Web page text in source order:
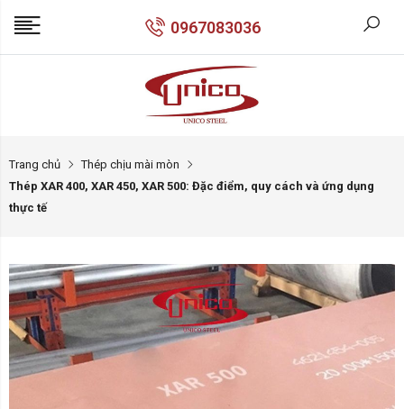
0967083036
Trang chủ
Thép chịu mài mòn
Thép XAR 400, XAR 450, XAR 500: Đặc điểm, quy cách và ứng dụng
thực tế